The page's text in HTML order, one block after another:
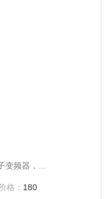
变频器，
器，西门子低压产品，
格： 180